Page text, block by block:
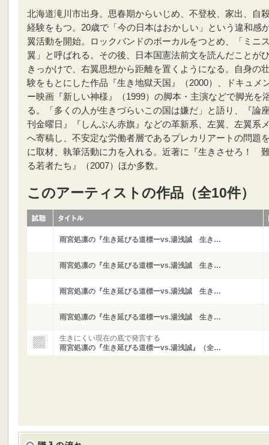
北海道滝川市出身。思春期からいじめ、不登校、家出、自
経験をもつ。20歳で「今の日本はおかしい」という違和感
翼活動を開始。ロックバンドのボーカルをつとめ、「ミニ
翼」と呼ばれる。その後、日本国憲法前文を読んだことが
きっかけで、右翼思想から距離を置くようになる。自身の
験をもとにした作品『生き地獄天国』（2000）、ドキュメ
ー映画『新しい神様』（1999）の脚本・主演などで脚光を
る。「多くの人が生きづらいこの国は嫌だ」と語り、『論
刊金曜日』『しんぶん赤旗』などの革新系、左翼、左翼系
へ寄稿し、不安定な労働者層であるプレカリアートの問題
に取材、執筆活動に力を入れる。近著に『生きさせろ！
る若者たち』（2007）ほか多数。
このアーティストの作品（全10件）
雨宮処凛の『生き延びる道標ーvs.湯浅誠 生き…
雨宮処凛の『生き延びる道標ーvs.湯浅誠 生き…
雨宮処凛の『生き延びる道標ーvs.湯浅誠 生き…
雨宮処凛の『生き延びる道標ーvs.湯浅誠 生き…
生きにくい現在の底で発言する
雨宮処凛の『生き延びる道標ーvs.湯浅誠』（全…